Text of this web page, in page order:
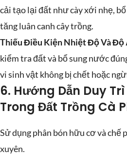
cải tạo lại đất như cày xới nhẹ,
tăng luân canh cây trồng.
Thiếu Điều Kiện Nhiệt Độ Và Độ
kiểm tra đất và bổ sung nước
vi sinh vật không bị chết hoặc
6. Hướng Dẫn Duy Trì
Trong Đất Trồng Cà
Sử dụng phân bón hữu cơ và chế
xuyên.